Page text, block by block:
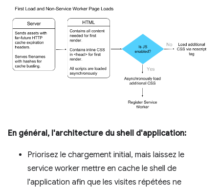
En général, l'architecture du shell d'application:
Priorisez le chargement initial, mais laissez le
service worker mettre en cache le shell de
l'application afin que les visites répétées ne